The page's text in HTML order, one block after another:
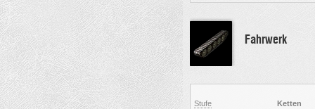
Fahrwerk
Stufe Ketten